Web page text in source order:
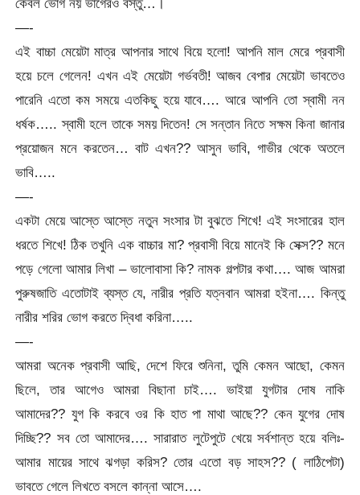
—-
এই বাচ্চা মেয়েটা মাত্র আপনার সাথে বিয়ে হলো! আপনি মাল মেরে প্রবাসী
হয়ে চলে গেলেন! এখন এই মেয়েটা গর্ভবতী! আজব বেপার মেয়েটা ভাবতেও
পারেনি এতো কম সময়ে এতকিছু হয়ে যাবে…. আরে আপনি তো স্বামী নন
ধর্ষক….. স্বামী হলে তাকে সময় দিতেন! সে সন্তান নিতে সক্ষম কিনা জানার
প্রয়োজন মনে করতেন… বাট এখন?? আসুন ভাবি, গাভীর থেকে অতলে
ভাবি…..
—-
একটা মেয়ে আস্তে আস্তে নতুন সংসার টা বুঝতে শিখে! এই সংসারের হাল
ধরতে শিখে! ঠিক তখুনি এক বাচ্চার মা? প্রবাসী বিয়ে মানেই কি সেক্স?? মনে
পড়ে গেলো আমার লিখা – ভালোবাসা কি? নামক গল্পটার কথা…. আজ আমরা
পুরুষজাতি এতোটাই ব্যস্ত যে, নারীর প্রতি যত্নবান আমরা হইনা…. কিন্তু
নারীর শরির ভোগ করতে দ্বিধা করিনা…..
—-
আমরা অনেক প্রবাসী আছি, দেশে ফিরে শুনিনা, তুমি কেমন আছো, কেমন
ছিলে, তার আগেও আমরা বিছানা চাই…. ভাইয়া যুগটার দোষ নাকি
আমাদের?? যুগ কি করবে ওর কি হাত পা মাথা আছে?? কেন যুগের দোষ
দিচ্ছি?? সব তো আমাদের…. সারারাত লুটেপুটে খেয়ে সর্বশান্ত হয়ে বলিঃ-
আমার মায়ের সাথে ঝগড়া করিস? তোর এতো বড় সাহস?? ( লাঠিপেটা)
ভাবতে গেলে লিখতে বসলে কান্না আসে….